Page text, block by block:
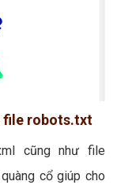
file robots.txt
cũng như file
cổ giúp cho